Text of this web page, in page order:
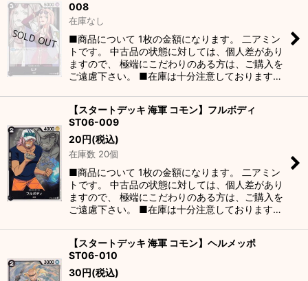
008
在庫なし
■商品について 1枚の金額になります。 二アミン
トです。 中古品の状態に対しては、個人差があり
ますので、 極端にこだわりのある方は、ご購入を
ご遠慮下さい。 ■在庫は十分注意しております…
【スタートデッキ 海軍 コモン】フルボディ
ST06-009
20円(税込)
在庫数 20個
■商品について 1枚の金額になります。 二アミン
トです。 中古品の状態に対しては、個人差があり
ますので、 極端にこだわりのある方は、ご購入を
ご遠慮下さい。 ■在庫は十分注意しております…
【スタートデッキ 海軍 コモン】ヘルメッポ
ST06-010
30円(税込)